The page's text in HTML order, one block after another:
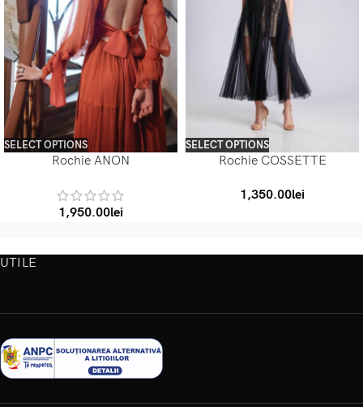
SELECT OPTIONS
Rochie ANON
1,950.00lei
SELECT OPTIONS
Rochie COSSETTE
1,350.00lei
UTILE